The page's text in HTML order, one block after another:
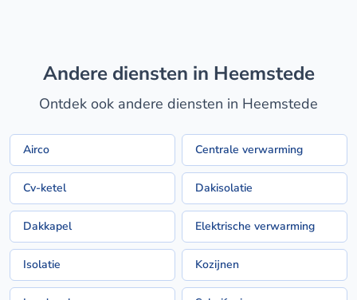
Andere diensten in Heemstede
Ontdek ook andere diensten in Heemstede
Airco Centrale verwarming
Cv-ketel Dakisolatie
Dakkapel Elektrische verwarming
Isolatie Kozijnen